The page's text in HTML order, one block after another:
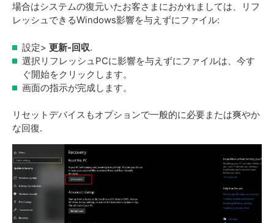
場合はシステムの復元いたお客さまにおかれましては、リフ
レッシュできるWindows影響を与えずにファイル:
設定> 更新-回収.
選択リフレッシュPCに影響を与えずにファイルは、今す
ぐ開始をクリックします。
画面の指示が完成します。
リセットデバイスもオプションで一般的に必要または爽やか
な回復.